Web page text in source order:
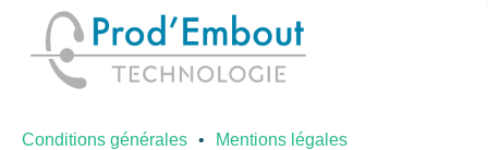
Conditions générales Mentions légales